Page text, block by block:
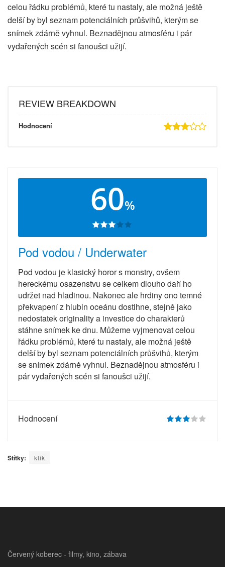
celou řádku problémů, které tu nastaly, ale možná ještě
delší by byl seznam potenciálních průšvihů, kterým se
snímek zdárně vyhnul. Beznadějnou atmosféru i pár
vydařených scén si fanoušci užijí.
REVIEW BREAKDOWN
Hodnocení
60%
Pod vodou / Underwater
Pod vodou je klasický horor s monstry, ovšem
hereckému osazenstvu se celkem dlouho daří ho
udržet nad hladinou. Nakonec ale hrdiny ono temné
překvapení z hlubin oceánu dostihne, stejně jako
nedostatek originality a investice do charakterů
stáhne snímek ke dnu. Můžeme vyjmenovat celou
řádku problémů, které tu nastaly, ale možná ještě
delší by byl seznam potenciálních průšvihů, kterým
se snímek zdárně vyhnul. Beznadějnou atmosféru i
pár vydařených scén si fanoušci užijí.
Hodnocení
Štítky: klik
Červený koberec - filmy, kino, zábava